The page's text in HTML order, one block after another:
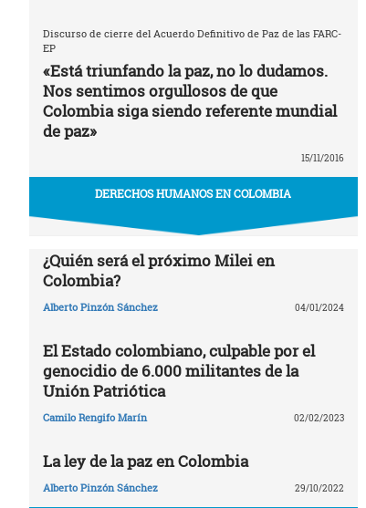
Discurso de cierre del Acuerdo Definitivo de Paz de las FARC-
EP
«Está triunfando la paz, no lo dudamos.
Nos sentimos orgullosos de que
Colombia siga siendo referente mundial
de paz»
15/11/2016
DERECHOS HUMANOS EN COLOMBIA
¿Quién será el próximo Milei en
Colombia?
Alberto Pinzón Sánchez 04/01/2024
El Estado colombiano, culpable por el
genocidio de 6.000 militantes de la
Unión Patriótica
Camilo Rengifo Marín 02/02/2023
La ley de la paz en Colombia
Alberto Pinzón Sánchez 29/10/2022